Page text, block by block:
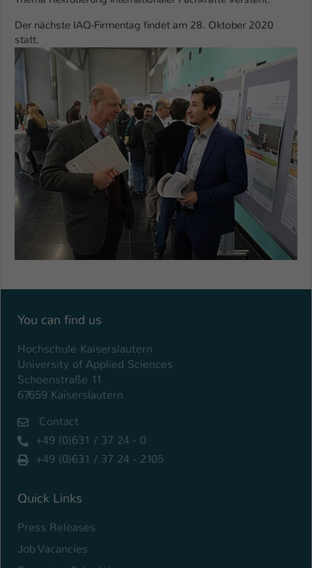
Der nächste IAQ-Firmentag findet am 28. Oktober 2020
statt.
You can find us
Hochschule Kaiserslautern
University of Applied Sciences
Schoenstraße 11
67659 Kaiserslautern
Contact
+49 (0)631 / 37 24 - 0
+49 (0)631 / 37 24 - 2105
Quick Links
Press Releases
Job Vacancies
Zweck
Einstellungen. Unter anderem eine zufällig
generierte ID, für die historische
Speicherung Ihrer vorgenommen
Einstellungen, falls der Webseiten-
Betreiber dies eingestellt hat.
Name fe_typo_user / PHPSESSID
Anbieter TYPO3
Laufzeit 1 Woche
Zweck
Dieses Cookie ist ein Standard-Session-
Cookie von TYPO3. Es speichert im Fall
eines Intranet-Logins die Session-ID. So
kann der eingeloggte Benutzer
wiedererkannt werden und es wird ihm
gewährt.
Anbieter TYPO3
Laufzeit 1 Tag
Zweck
ein Besucher im Typo3-Backend
angemeldet ist und Rechte besitzt diese